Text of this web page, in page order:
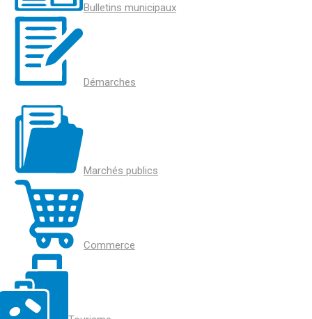
Bulletins municipaux
Démarches
Marchés publics
Commerce